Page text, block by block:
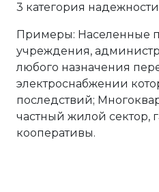
3 категория
Примеры: Населенные
учреждения,
любого назначения
электроснабжении
последствий;
частный жилой сектор,
кооперативы.